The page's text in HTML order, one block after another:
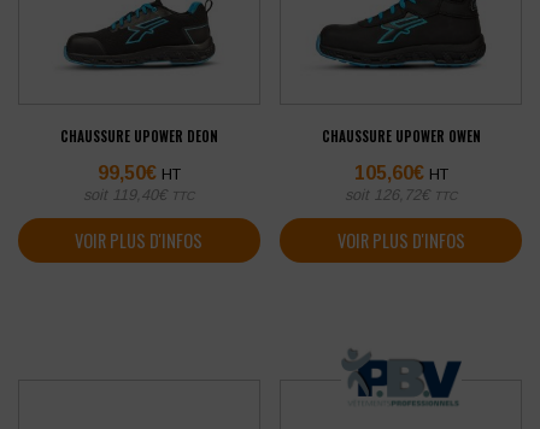
CHAUSSURE UPOWER DEON
99,50€ HT
soit 119,40€ TTC
VOIR PLUS D'INFOS
CHAUSSURE UPOWER OWEN
105,60€ HT
soit 126,72€ TTC
VOIR PLUS D'INFOS